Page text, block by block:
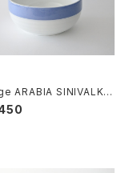
ARABIA SINIVALKO
/ オールドアラ
ヴァルコ ボウル